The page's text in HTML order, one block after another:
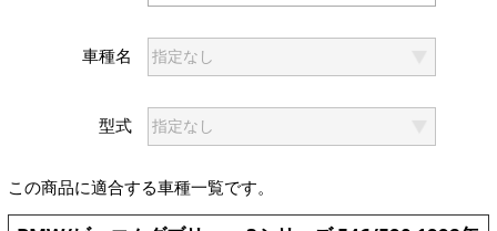
車種名
型式
この商品に適合する車種一覧です。